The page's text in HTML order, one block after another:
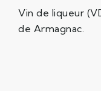
Vin de liqueur
de Armagnac.